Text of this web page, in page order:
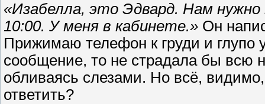
«Изабелла, это Эдвард. Нам
10:00. У меня в кабинете.» Он
Прижимаю телефон к груди и
сообщение, то не страдала бы всю
обливаясь слезами. Но всё,
ответить?